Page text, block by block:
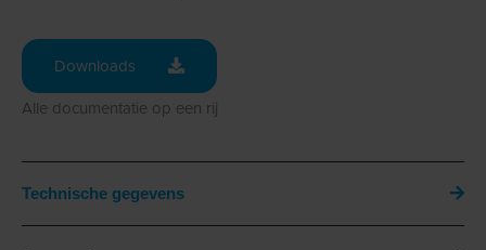
Downloads
Alle documentatie op een rij
Technische gegevens